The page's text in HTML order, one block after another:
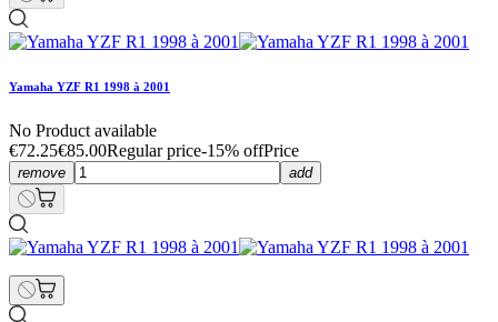
Yamaha YZF R1 1998 à 2001
No Product available
€72.25€85.00Regular price-15% offPrice
remove add